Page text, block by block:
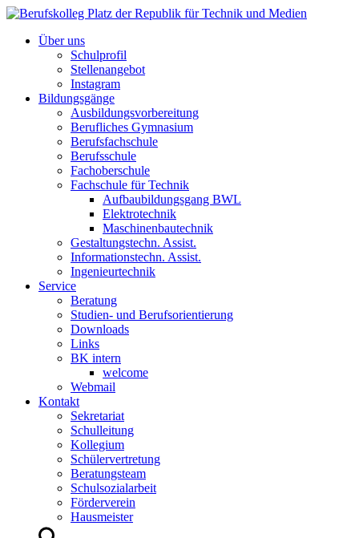
Über uns
Schulprofil
Stellenangebot
Instagram
Bildungsgänge
Ausbildungsvorbereitung
Berufliches Gymnasium
Berufsfachschule
Berufsschule
Fachoberschule
Fachschule für Technik
Aufbaubildungsgang BWL
Elektrotechnik
Maschinenbautechnik
Gestaltungstechn. Assist.
Informationstechn. Assist.
Ingenieurtechnik
Service
Beratung
Studien- und Berufsorientierung
Downloads
Links
BK intern
welcome
Webmail
Kontakt
Sekretariat
Schulleitung
Kollegium
Schülervertretung
Beratungsteam
Schulsozialarbeit
Förderverein
Hausmeister